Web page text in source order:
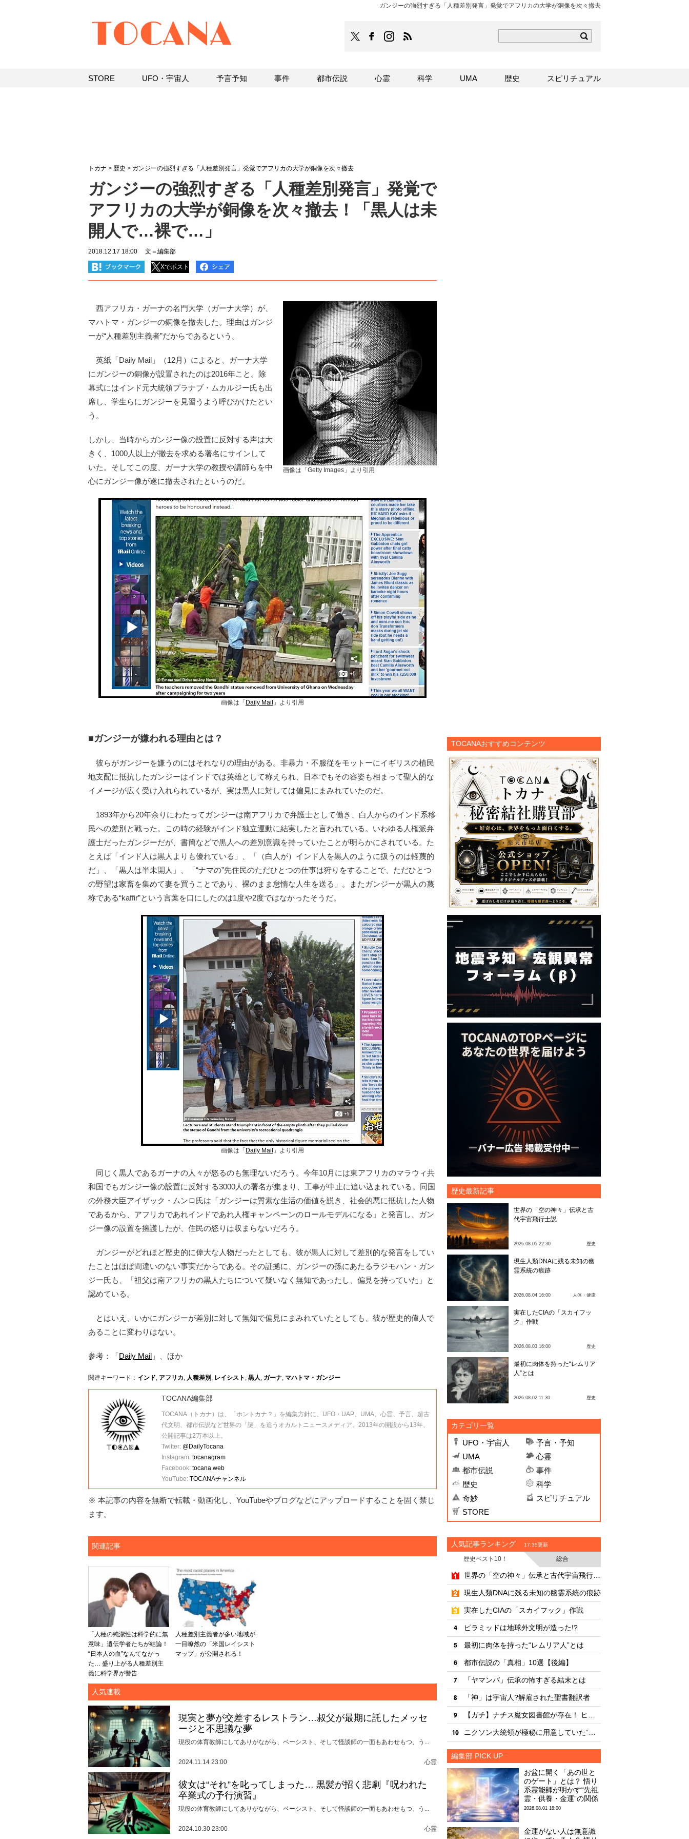
ガンジーの強烈すぎる「人種差別発言」発覚でアフリカの大学が銅像を次々撤去
TOCANAのFacebookはこちら
TOCANAのinstagramはこちら
トカナ > 歴史 > ガンジーの強烈すぎる「人種差別発言」発覚でアフリカの大学が銅像を次々撤去
ガンジーの強烈すぎる「人種差別発言」発覚で
アフリカの大学が銅像を次々撤去！「黒人は未
開人で…裸で…」
2018.12.17 18:00 文＝編集部
Xでポスト
画像は「Getty Images」より引用
西アフリカ・ガーナの名門大学（ガーナ大学）が、
マハトマ・ガンジーの銅像を撤去した。理由はガンジ
ーが“人種差別主義者”だからであるという。
英紙「Daily Mail」（12月）によると、ガーナ大学
にガンジーの銅像が設置されたのは2016年こと。除
幕式にはインド元大統領プラナブ・ムカルジー氏も出
席し、学生らにガンジーを見習うよう呼びかけたとい
う。
しかし、当時からガンジー像の設置に反対する声は大
きく、1000人以上が撤去を求める署名にサインして
いた。そしてこの度、ガーナ大学の教授や講師らを中
心にガンジー像が遂に撤去されたというのだ。
画像は「 Daily Mail 」より引用
■ガンジーが嫌われる理由とは？
彼らがガンジーを嫌うのにはそれなりの理由がある。非暴力・不服従をモットーにイギリスの植民
地支配に抵抗したガンジーはインドでは英雄として称えられ、日本でもその容姿も相まって聖人的な
イメージが広く受け入れられているが、実は黒人に対しては偏見にまみれていたのだ。
1893年から20年余りにわたってガンジーは南アフリカで弁護士として働き、白人からのインド系移
民への差別と戦った。この時の経験がインド独立運動に結実したと言われている。いわゆる人権派弁
護士だったガンジーだが、書簡などで黒人への差別意識を持っていたことが明らかにされている。た
とえば「インド人は黒人よりも優れている」、「（白人が）インド人を黒人のように扱うのは軽蔑的
だ」、「黒人は半未開人」、「“ナマの”先住民のただひとつの仕事は狩りをすることで、ただひとつ
の野望は家畜を集めて妻を買うことであり、裸のまま怠惰な人生を送る」。またガンジーが黒人の蔑
称である“kaffir”という言葉を口にしたのは1度や2度ではなかったそうだ。
画像は「 Daily Mail 」より引用
同じく黒人であるガーナの人々が怒るのも無理ないだろう。今年10月には東アフリカのマラウィ共
和国でもガンジー像の設置に反対する3000人の署名が集まり、工事が中止に追い込まれている。同国
の外務大臣アイザック・ムンロ氏は「ガンジーは質素な生活の価値を説き、社会的悪に抵抗した人物
であるから、アフリカであれインドであれ人権キャンペーンのロールモデルになる」と発言し、ガン
ジー像の設置を擁護したが、住民の怒りは収まらないだろう。
ガンジーがどれほど歴史的に偉大な人物だったとしても、彼が黒人に対して差別的な発言をしてい
たことはほぼ間違いのない事実だからである。その証拠に、ガンジーの孫にあたるラジモハン・ガン
ジー氏も、「祖父は南アフリカの黒人たちについて疑いなく無知であったし、偏見を持っていた」と
認めている。
とはいえ、いかにガンジーが差別に対して無知で偏見にまみれていたとしても、彼が歴史的偉人で
あることに変わりはない。
参考：「Daily Mail 」、ほか
関連キーワード： インド, アフリカ, 人種差別 , レイシスト , 黒人, ガーナ, マハトマ・ガンジー
TOCANA編集部
TOCANA（トカナ）は、「ホントカナ？」を編集方針に、UFO・UAP、UMA、心霊、予言、超古
代文明、都市伝説など世界の「謎」を追うオカルトニュースメディア。2013年の開設から13年、
公開記事は2万本以上。
Twitter: @DailyTocana
Instagram:tocanagram
Facebook:tocana.web
YouTube:TOCANAチャンネル
※ 本記事の内容を無断で転載・動画化し、YouTubeやブログなどにアップロードすることを固く禁じ
ます。
関連記事
「人種の純潔性は科学的に無
意味」遺伝学者たちが結論！
“日本人の血”なんてなかっ
た… 盛り上がる人種差別主
義に科学界が警告
人種差別主義者が多い地域が
一目瞭然の「米国レイシスト
マップ」が公開される！
人気連載
現実と夢が交差するレストラン…叔父が最期に託したメッセ
ージと不思議な夢
現役の体育教師にしてありがながら、ベーシスト、そして怪談師の一面もあわせもつ、う...
2024.11.14 23:00 心霊
彼女は“それ”を叱ってしまった… 黒髪が招く悲劇『呪われた
卒業式の予行演習』
現役の体育教師にしてありがながら、ベーシスト、そして怪談師の一面もあわせもつ、う...
2024.10.30 23:00 心霊
TOCANAおすすめコンテンツ
歴史最新記事
世界の「空の神々」伝承と古
代宇宙飛行士説
2026.08.05 22:30 歴史
現生人類DNAに残る未知の幽
霊系統の痕跡
2026.08.04 16:00 人体・健康
実在したCIAの「スカイフッ
ク」作戦
2026.08.03 16:00 歴史
最初に肉体を持った“レムリア
人”とは
2026.08.02 11:30 歴史
カテゴリ一覧
UFO・宇宙人
予言・予知
UMA
心霊
都市伝説
事件
歴史
科学
奇妙
スピリチュアル
STORE
人気記事ランキング 17:35更新
歴史ベスト10！
総合
・
世界の「空の神々」伝承と古代宇宙飛行士説
・
現生人類DNAに残る未知の幽霊系統の痕跡
・
実在したCIAの「スカイフック」作戦
・
ピラミッドは地球外文明が造った!?
・
最初に肉体を持った“レムリア人”とは
・
都市伝説の「真相」10選【後編】
・「ヤマンバ」伝承の怖すぎる結末とは
・「神」は宇宙人?解雇された聖書翻訳者
・ 【ガチ】ナチス魔女図書館が存在！ ヒムラーが収集した1万3000冊
・ ニクソン大統領が極秘に用意していた“宇宙飛行士の死”を告げる幻の演説
編集部 PICK UP
お盆に開く「あの世と
のゲート」とは？ 悟り
系霊能師が明かす“先祖
霊・供養・金運”の関係
2026.08.01 18:00
金運がない人は無意識
STORE UFO・宇宙人 予言予知 事件 都市伝説 心霊 科学 UMA 歴史 スピリチュアル